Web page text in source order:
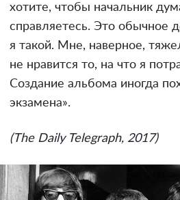
хотите, чтобы начальник
справляетесь. Это обычное
я такой. Мне, наверное,
не нравится то, на что я
Создание альбома иногда
экзамена».
(The Daily Telegraph, 2017)